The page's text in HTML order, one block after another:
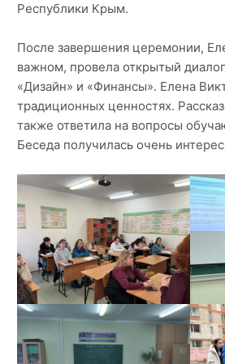
Республики Крым.
После завершения церемонии,
важном, провела открытый
«Дизайн» и «Финансы». Елена
традиционных ценностях.
также ответила на вопросы
Беседа получилась очень